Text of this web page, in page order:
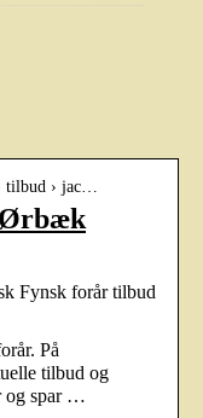
tilbud › jac…
Ørbæk
Fynsk forår tilbud
På
tilbud og
og spar …